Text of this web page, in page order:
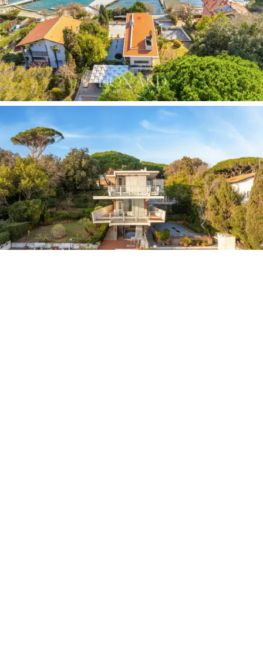
別墅兩側環繞著私密花園，花園內綠草如茵，露
台鋪砌，綠籬環繞，既能有效隔絕外界環境，又
不遮擋海景。泳池與大自然融為一體，與起居空
間直接相連，在夏季成為戶外生活的中心。泳池
旁設有日光浴區和休閒角落，充分利用了陽光，
並與海岸線形成視覺上的連貫性。兩個隱密的私
人停車位巧妙地融入戶外佈局，完善了別墅的功
能性設計，滿足了那些希望將別墅作為私人休憩
之所和高端住宅的人士的需求。